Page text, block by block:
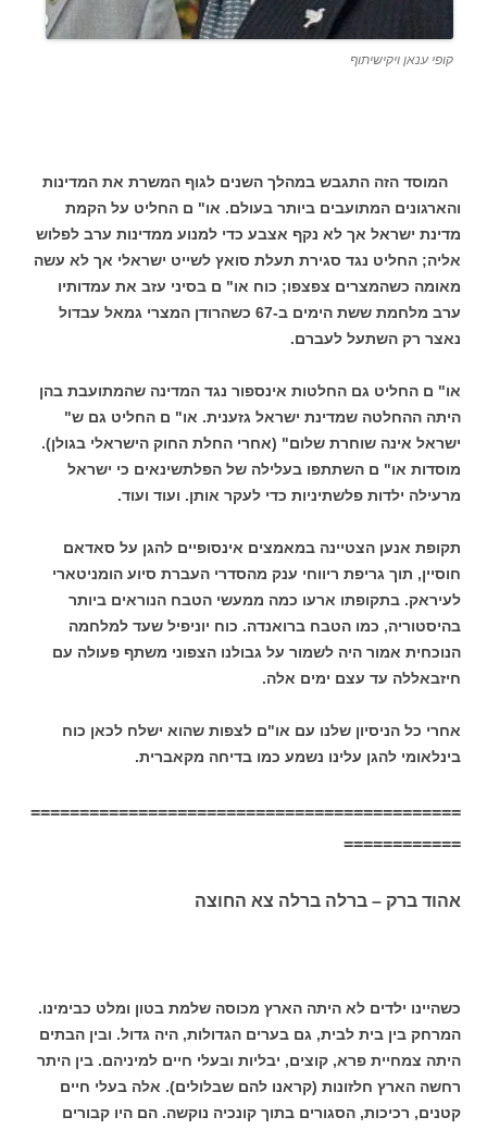
קופי ענאן ויקישיתוף
המוסד הזה התגבש במהלך השנים לגוף המשרת את המדינות
והארגונים המתועבים ביותר בעולם. או" ם החליט על הקמת
מדינת ישראל אך לא נקף אצבע כדי למנוע ממדינות ערב לפלוש
אליה; החליט נגד סגירת תעלת סואץ לשייט ישראלי אך לא עשה
מאומה כשהמצרים צפצפו; כוח או" ם בסיני עזב את עמדותיו
ערב מלחמת ששת הימים ב-67 כשהרודן המצרי גמאל עבדול
נאצר רק השתעל לעברם.
או" ם החליט גם החלטות אינספור נגד המדינה שהמתועבת בהן
היתה ההחלטה שמדינת ישראל גזענית. או" ם החליט גם ש"
ישראל אינה שוחרת שלום" (אחרי החלת החוק הישראלי בגולן).
מוסדות או" ם השתתפו בעלילה של הפלתשינאים כי ישראל
מרעילה ילדות פלשתיניות כדי לעקר אותן. ועוד ועוד.
תקופת אנען הצטיינה במאמצים אינסופיים להגן על סאדאם
חוסיין, תוך גריפת ריווחי ענק מהסדרי העברת סיוע הומניטארי
לעיראק. בתקופתו ארעו כמה ממעשי הטבח הנוראים ביותר
בהיסטוריה, כמו הטבח ברואנדה. כוח יוניפיל שעד למלחמה
הנוכחית אמור היה לשמור על גבולנו הצפוני משתף פעולה עם
חיזבאללה עד עצם ימים אלה.
אחרי כל הניסיון שלנו עם או"ם לצפות שהוא ישלח לכאן כוח
בינלאומי להגן עלינו נשמע כמו בדיחה מקאברית.
============================================
============
אהוד ברק – ברלה ברלה צא החוצה
כשהיינו ילדים לא היתה הארץ מכוסה שלמת בטון ומלט כבימינו.
המרחק בין בית לבית, גם בערים הגדולות, היה גדול. ובין הבתים
היתה צמחיית פרא, קוצים, יבליות ובעלי חיים למיניהם. בין היתר
רחשה הארץ חלזונות (קראנו להם שבלולים). אלה בעלי חיים
קטנים, רכיכות, הסגורים בתוך קונכיה נוקשה. הם היו קבורים